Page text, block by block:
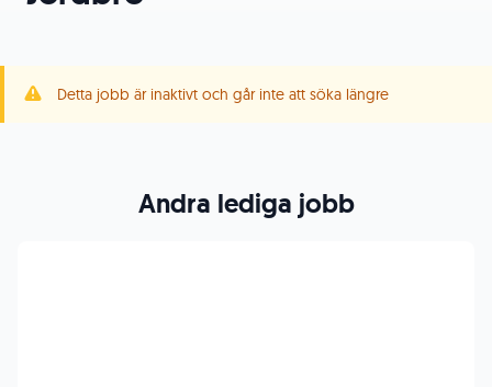
Detta jobb är inaktivt och går inte att söka längre
Andra lediga jobb